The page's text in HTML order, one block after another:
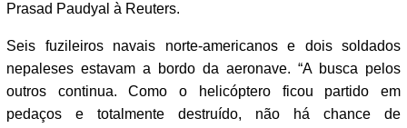
Prasad Paudyal à Reuters.
Seis fuzileiros navais norte-americanos e dois soldados
nepaleses estavam a bordo da aeronave. “A busca pelos
outros continua. Como o helicóptero ficou partido em
pedaços e totalmente destruído, não há chance de